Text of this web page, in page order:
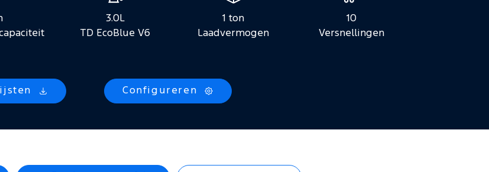
3.0L
TD EcoBlue V6
1 ton
Laadvermogen
10
Versnellingen
Configureren